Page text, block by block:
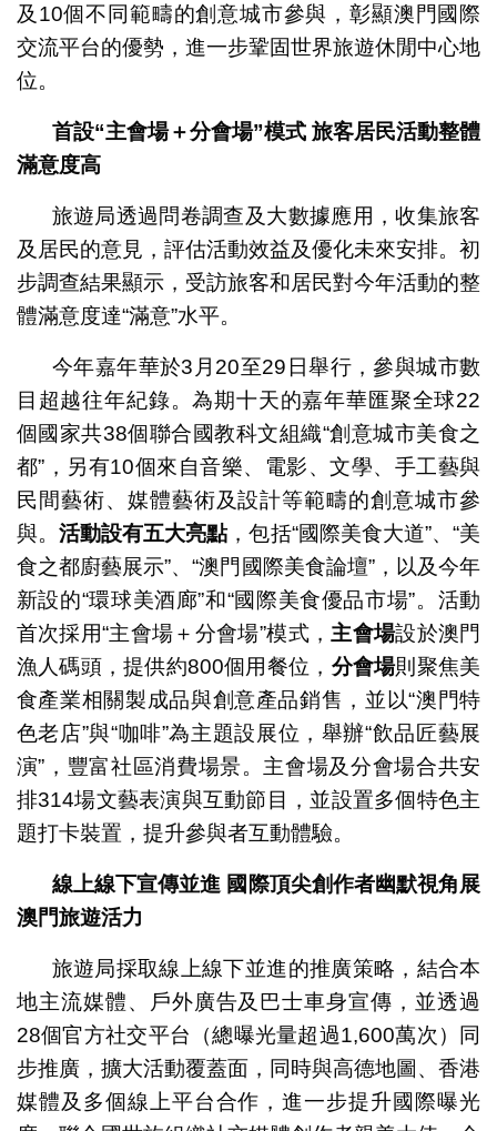
及10個不同範疇的創意城市參與，彰顯澳門國際
交流平台的優勢，進一步鞏固世界旅遊休閒中心地
位。
首設“主會場＋分會場”模式 旅客居民活動整體
滿意度高
旅遊局透過問卷調查及大數據應用，收集旅客
及居民的意見，評估活動效益及優化未來安排。初
步調查結果顯示，受訪旅客和居民對今年活動的整
體滿意度達“滿意”水平。
今年嘉年華於3月20至29日舉行，參與城市數
目超越往年紀錄。為期十天的嘉年華匯聚全球22
個國家共38個聯合國教科文組織“創意城市美食之
都”，另有10個來自音樂、電影、文學、手工藝與
民間藝術、媒體藝術及設計等範疇的創意城市參
與。 活動設有五大亮點，包括“國際美食大道”、“美
食之都廚藝展示”、“澳門國際美食論壇”，以及今年
新設的“環球美酒廊”和“國際美食優品市場”。活動
首次採用“主會場＋分會場”模式， 主會場設於澳門
漁人碼頭，提供約800個用餐位， 分會場則聚焦美
食產業相關製成品與創意產品銷售，並以“澳門特
色老店”與“咖啡”為主題設展位，舉辦“飲品匠藝展
演”，豐富社區消費場景。主會場及分會場合共安
排314場文藝表演與互動節目，並設置多個特色主
題打卡裝置，提升參與者互動體驗。
線上線下宣傳並進 國際頂尖創作者幽默視角展
澳門旅遊活力
旅遊局採取線上線下並進的推廣策略，結合本
地主流媒體、戶外廣告及巴士車身宣傳，並透過
28個官方社交平台（總曝光量超過1,600萬次）同
步推廣，擴大活動覆蓋面，同時與高德地圖、香港
媒體及多個線上平台合作，進一步提升國際曝光